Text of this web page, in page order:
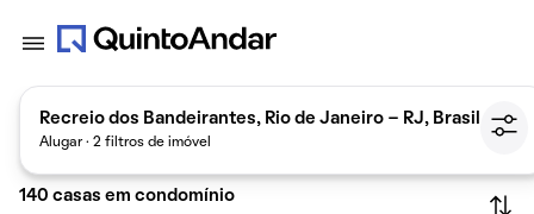
Recreio dos Bandeirantes, Rio de Janeiro - RJ, Brasil
Alugar · 2 filtros de imóvel
140 casas em condomínio